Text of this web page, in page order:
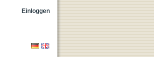
Einloggen